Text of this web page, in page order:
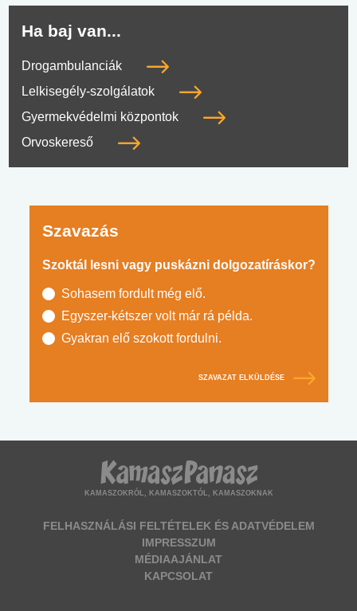
Ha baj van...
Drogambulanciák
Lelkisegély-szolgálatok
Gyermekvédelmi központok
Orvoskereső
Szavazás
Szoktál lesni vagy puskázni dolgozatíráskor?
Sohasem fordult még elő.
Egyszer-kétszer volt már rá példa.
Gyakran elő szokott fordulni.
SZAVAZAT ELKÜLDÉSE
KAMASZOKRÓL, KAMASZOKTÓL, KAMASZOKNAK
FELHASZNÁLÁSI FELTÉTELEK ÉS ADATVÉDELEM
IMPRESSZUM
MÉDIAAJÁNLAT
KAPCSOLAT